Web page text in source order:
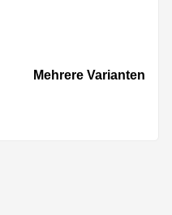
Mehrere Varianten